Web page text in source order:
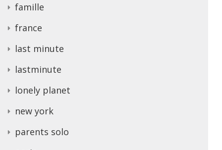
famille
france
last minute
lastminute
lonely planet
new york
parents solo